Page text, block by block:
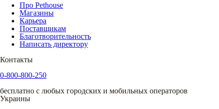
Про Pethouse
Магазины
Карьера
Поставщикам
Благотворительность
Написать директору
Контакты
0-800-800-250
бесплатно с любых городских и мобильных операторов
Украины